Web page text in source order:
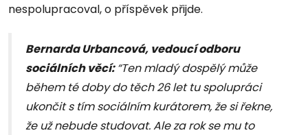
nespolupracoval, o příspěvek přijde.
Bernarda Urbancová, vedoucí odboru
sociálních věcí:“Ten mladý dospělý může
během té doby do těch 26 let tu spolupráci
ukončit s tím sociálním kurátorem, že si řekne,
že už nebude studovat. Ale za rok se mu to